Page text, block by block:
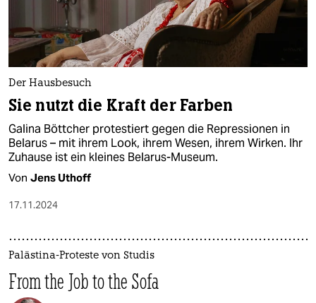
Der Hausbesuch
Sie nutzt die Kraft der Farben
Galina Böttcher protestiert gegen die Repressionen in
Belarus – mit ihrem Look, ihrem Wesen, ihrem Wirken. Ihr
Zuhause ist ein kleines Belarus-Museum.
Von Jens Uthoff
17.11.2024
Palästina-Proteste von Studis
From the Job to the Sofa